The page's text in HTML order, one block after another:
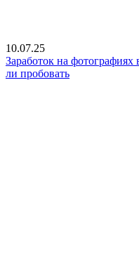
10.07.25
Заработок на
ли пробовать